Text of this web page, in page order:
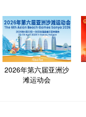
2026年第六届亚洲沙
滩运动会